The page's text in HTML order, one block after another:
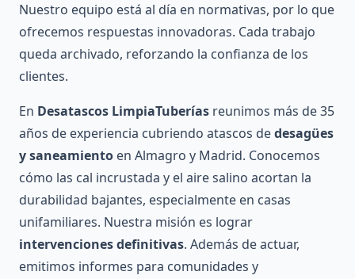
Nuestro equipo está al día en normativas, por lo que
ofrecemos respuestas innovadoras. Cada trabajo
queda archivado, reforzando la confianza de los
clientes.
En Desatascos LimpiaTuberías reunimos más de 35
años de experiencia cubriendo atascos dedesagües
y saneamiento en Almagro y Madrid. Conocemos
cómo las cal incrustada y el aire salino acortan la
durabilidad bajantes, especialmente en casas
unifamiliares. Nuestra misión es lograr
intervenciones definitivas. Además de actuar,
emitimos informes para comunidades y